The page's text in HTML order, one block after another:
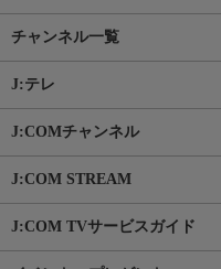
チャンネル一覧
J:テレ
J:COMチャンネル
J:COM STREAM
J:COM TVサービスガイド